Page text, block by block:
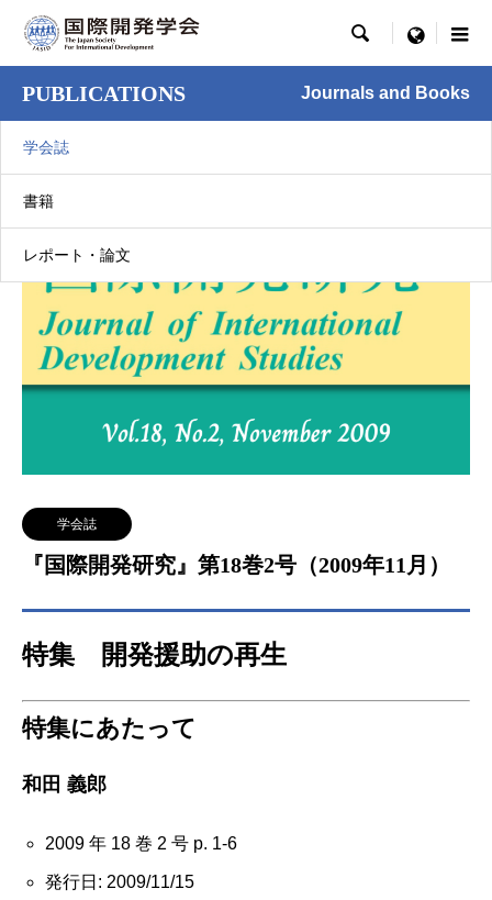
 menu
PUBLICATIONS Journals and Books
学会誌
書籍
レポート・論文
学会誌
『国際開発研究』第18巻2号（2009年11月）
特集 開発援助の再生
特集にあたって
和田 義郎
2009 年 18 巻 2 号 p. 1-6
発行日: 2009/11/15